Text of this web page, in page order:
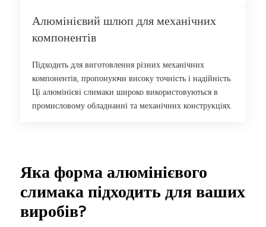
Алюмінієвий шлюп для механічних
компонентів
Підходить для виготовлення різних механічних
компонентів, пропонуючи високу точність і надійність.
Ці алюмінієві слимаки широко використовуються в
промисловому обладнанні та механічних конструкціях.
Яка форма алюмінієвого
слимака підходить для ваших
виробів?